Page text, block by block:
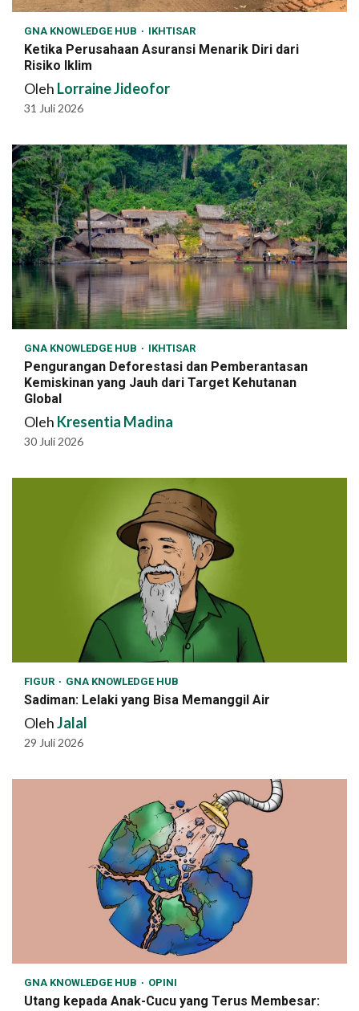
GNA KNOWLEDGE HUB IKHTISAR
Ketika Perusahaan Asuransi Menarik Diri dari
Risiko Iklim
Oleh Lorraine Jideofor
31 Juli 2026
GNA KNOWLEDGE HUB IKHTISAR
Pengurangan Deforestasi dan Pemberantasan
Kemiskinan yang Jauh dari Target Kehutanan
Global
Oleh Kresentia Madina
30 Juli 2026
FIGUR GNA KNOWLEDGE HUB
Sadiman: Lelaki yang Bisa Memanggil Air
OlehJalal
29 Juli 2026
GNA KNOWLEDGE HUB OPINI
Utang kepada Anak-Cucu yang Terus Membesar: